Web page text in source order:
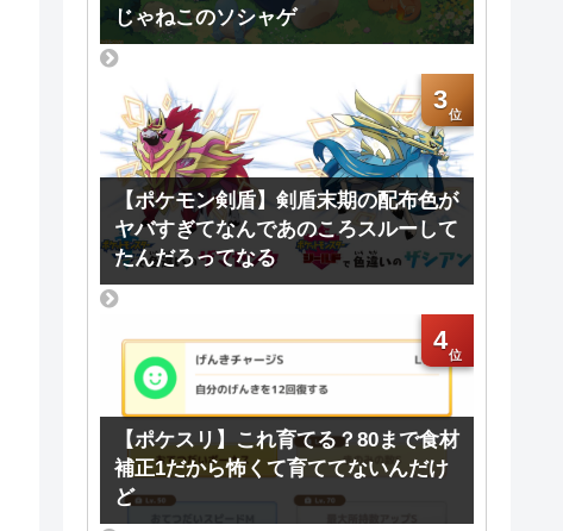
じゃねこのソシャゲ
3
【ポケモン剣盾】剣盾末期の配布色が
ヤバすぎてなんであのころスルーして
たんだろってなる
4
【ポケスリ】これ育てる？80まで食材
補正1だから怖くて育ててないんだけ
ど